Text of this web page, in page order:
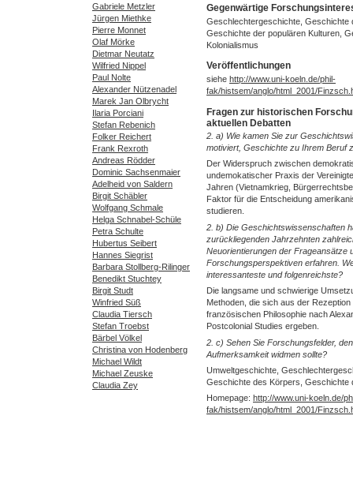
Gabriele Metzler
Jürgen Miethke
Pierre Monnet
Olaf Mörke
Dietmar Neutatz
Wilfried Nippel
Paul Nolte
Alexander Nützenadel
Marek Jan Olbrycht
Ilaria Porciani
Stefan Rebenich
Folker Reichert
Frank Rexroth
Andreas Rödder
Dominic Sachsenmaier
Adelheid von Saldern
Birgit Schäbler
Wolfgang Schmale
Helga Schnabel-Schüle
Petra Schulte
Hubertus Seibert
Hannes Siegrist
Barbara Stollberg-Rilinger
Benedikt Stuchtey
Birgit Studt
Winfried Süß
Claudia Tiersch
Stefan Troebst
Bärbel Völkel
Christina von Hodenberg
Michael Wildt
Michael Zeuske
Claudia Zey
Gegenwärtige
Geschlechtergeschichte, Geschichte
Geschichte der populären Kulturen,
Kolonialismus
Veröffentlichungen
siehe http://www.uni-koeln.de/phil-
fak/histsem/anglo/html_2001/
Fragen zur historischen
aktuellen Debatten
2. a) Wie kamen Sie zur
motiviert, Geschichte zu Ihrem Beruf
Der Widerspruch zwischen
undemokatischer Praxis der
Jahren (Vietnamkrieg,
Faktor für die Entscheidung
studieren.
2. b) Die Geschichtswissenschaften
zurückliegenden Jahrzehnten
Neuorientierungen der Frageansätze
Forschungsperspektiven erfahren.
interessanteste und folgenreichste?
Die langsame und schwierige
Methoden, die sich aus der Rezeption
französischen Philosophie nach
Postcolonial Studies ergeben.
2. c) Sehen Sie Forschungsfelder,
Aufmerksamkeit widmen sollte?
Umweltgeschichte,
Geschichte des Körpers, Geschichte
Homepage: http://www.uni-koeln.de/
fak/histsem/anglo/html_2001/